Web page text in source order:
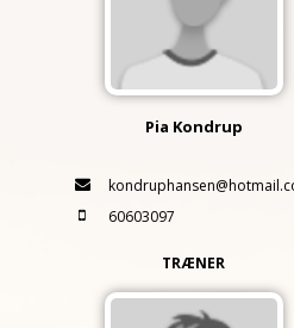
Pia Kondrup
60603097
TRÆNER